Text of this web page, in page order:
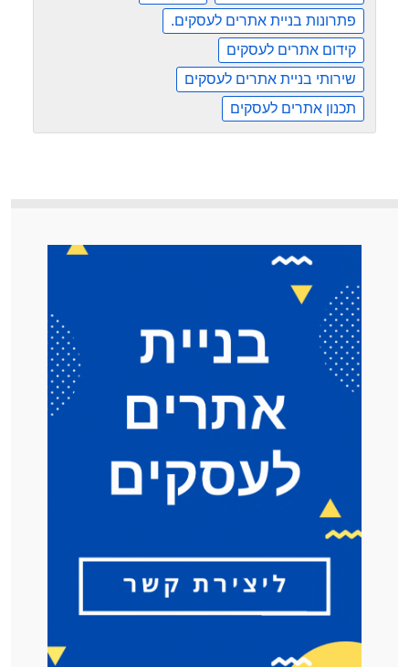
פתרונות בניית אתרים לעסקים.
קידום אתרים לעסקים
שירותי בניית אתרים לעסקים
תכנון אתרים לעסקים